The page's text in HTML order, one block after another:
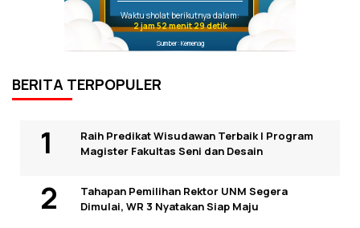
Waktu sholat berikutnya dalam:
2 jam 52 menit 28 detik
Sumber: Kemenag
BERITA TERPOPULER
Raih Predikat Wisudawan Terbaik I Program
Magister Fakultas Seni dan Desain
Tahapan Pemilihan Rektor UNM Segera
Dimulai, WR 3 Nyatakan Siap Maju